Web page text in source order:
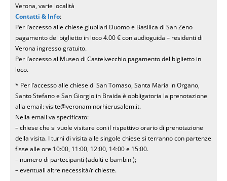
Verona, varie località
Contatti & Info:
Per l’accesso alle chiese giubilari Duomo e Basilica di San Zeno
pagamento del biglietto in loco 4.00 € con audioguida – residenti di
Verona ingresso gratuito.
Per l’accesso al Museo di Castelvecchio pagamento del biglietto in
loco.
* Per l’accesso alle chiese di San Tomaso, Santa Maria in Organo,
Santo Stefano e San Giorgio in Braida è obbligatoria la prenotazione
alla email: visite@veronaminorhierusalem.it.
Nella email va specificato:
– chiese che si vuole visitare con il rispettivo orario di prenotazione
della visita. I turni di visita alle singole chiese si terranno con partenze
fisse alle ore 10:00, 11:00, 12:00, 14:00 e 15:00.
– numero di partecipanti (adulti e bambini);
– eventuali altre necessità/richieste.